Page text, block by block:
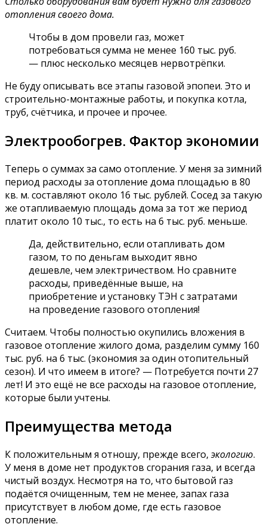
отопления своего дома.
Чтобы в дом провели газ, может
потребоваться сумма не менее 160 тыс. руб.
— плюс несколько месяцев нервотрёпки.
Не буду описывать все этапы газовой эпопеи. Это и
строительно-монтажные работы, и покупка котла,
труб, счётчика, и прочее и прочее.
Электрообогрев. Фактор экономии
Теперь о суммах за само отопление. У меня за зимний
период расходы за отопление дома площадью в 80
кв. м. составляют около 16 тыс. рублей. Сосед за такую
же отапливаемую площадь дома за тот же период
платит около 10 тыс., то есть на 6 тыс. руб. меньше.
Да, действительно, если отапливать дом
газом, то по деньгам выходит явно
дешевле, чем электричеством. Но сравните
расходы, приведённые выше, на
приобретение и установку ТЭН с затратами
на проведение газового отопления!
Считаем. Чтобы полностью окупились вложения в
газовое отопление жилого дома, разделим сумму 160
тыс. руб. на 6 тыс. (экономия за один отопительный
сезон). И что имеем в итоге? — Потребуется почти 27
лет! И это ещё не все расходы на газовое отопление,
которые были учтены.
Преимущества метода
К положительным я отношу, прежде всего, экологию.
У меня в доме нет продуктов сгорания газа, и всегда
чистый воздух. Несмотря на то, что бытовой газ
подаётся очищенным, тем не менее, запах газа
присутствует в любом доме, где есть газовое
отопление.